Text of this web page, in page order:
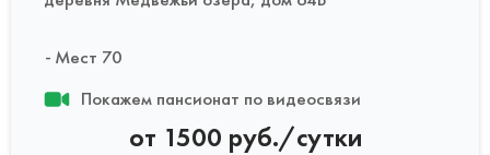
Мест 70
Покажем пансионат по видеосвязи
от 1500 руб./сутки